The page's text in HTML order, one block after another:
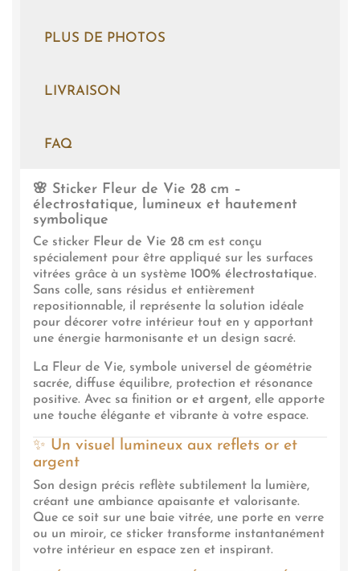
PLUS DE PHOTOS
LIVRAISON
FAQ
🌸 Sticker Fleur de Vie 28 cm –
électrostatique, lumineux et hautement
symbolique
Ce sticker Fleur de Vie 28 cm est conçu
spécialement pour être appliqué sur les surfaces
vitrées grâce à un système 100% électrostatique.
Sans colle, sans résidus et entièrement
repositionnable, il représente la solution idéale
pour décorer votre intérieur tout en y apportant
une énergie harmonisante et un design sacré.
La Fleur de Vie, symbole universel de géométrie
sacrée, diffuse équilibre, protection et résonance
positive. Avec sa finition or et argent, elle apporte
une touche élégante et vibrante à votre espace.
✨ Un visuel lumineux aux reflets or et
argent
Son design précis reflète subtilement la lumière,
créant une ambiance apaisante et valorisante.
Que ce soit sur une baie vitrée, une porte en verre
ou un miroir, ce sticker transforme instantanément
votre intérieur en espace zen et inspirant.